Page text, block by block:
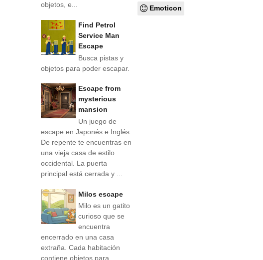
Emoticon
objetos, e...
Find Petrol
Service Man
Escape
Busca pistas y
objetos para poder escapar.
Escape from
mysterious
mansion
Un juego de
escape en Japonés e Inglés.
De repente te encuentras en
una vieja casa de estilo
occidental. La puerta
principal está cerrada y ...
Milos escape
Milo es un gatito
curioso que se
encuentra
encerrado en una casa
extraña. Cada habitación
contiene objetos para